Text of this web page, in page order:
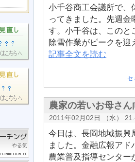
小千谷商工会議所で、
ってきました。先週
す。小千谷は、このと
除雪作業がピークを
記事全文を読む
セ
農家の若いお母さ
2011年02月02日 （水）
今日は、長岡地域振興
ました。金融広報ア
農業普及指導センター